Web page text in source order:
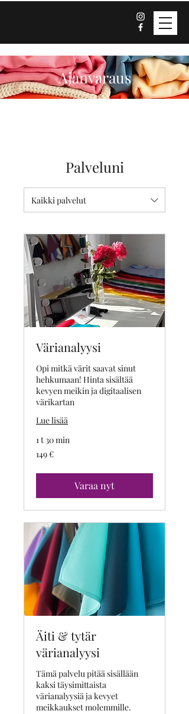
Ajanvaraus
Palveluni
Kaikki palvelut
Värianalyysi
Opi mitkä värit saavat sinut
hehkumaan! Hinta sisältää
kevyen meikin ja digitaalisen
värikartan
Lue lisää
1 t 30 min
euroa
149 €
Varaa nyt
Äiti & tytär
värianalyysi
Tämä palvelu pitää sisällään
kaksi täysimittaista
värianalyysiä ja kevyet
meikkaukset molemmille.